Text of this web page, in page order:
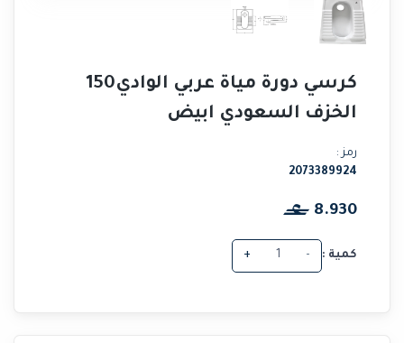
كرسي دورة مياة عربي الوادي150
الخزف السعودي ابيض
رمز :
2073389924
8.930
كمية : -
+